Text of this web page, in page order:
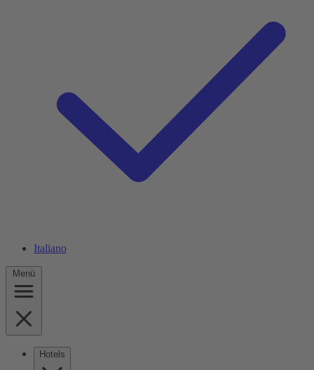
Italiano
Menü
Hotels